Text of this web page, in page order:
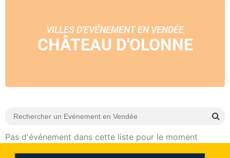
VILLES D'EVÉNEMENT EN VENDÉE
CHÂTEAU D'OLONNE
Pas d'événement dans cette liste pour le moment